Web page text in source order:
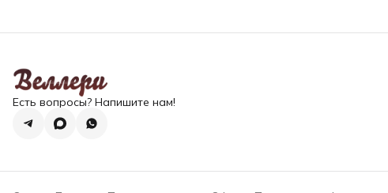
Есть вопросы? Напишите нам!